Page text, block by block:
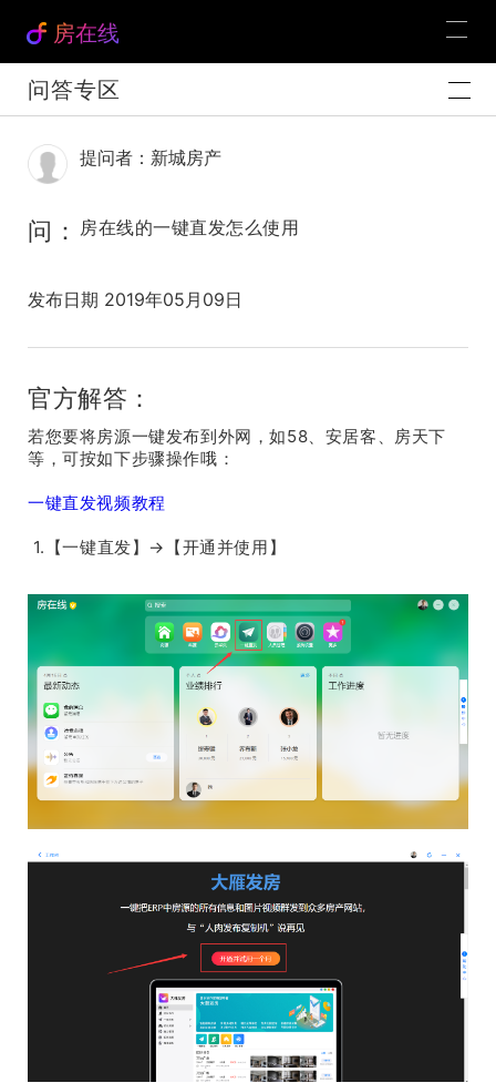
房在线
问答专区
提问者：新城房产
问： 房在线的一键直发怎么使用
发布日期 2019年05月09日
官方解答：
若您要将房源一键发布到外网，如58、安居客、房天下
等，可按如下步骤操作哦：
一键直发视频教程
1.【一键直发】→【开通并使用】